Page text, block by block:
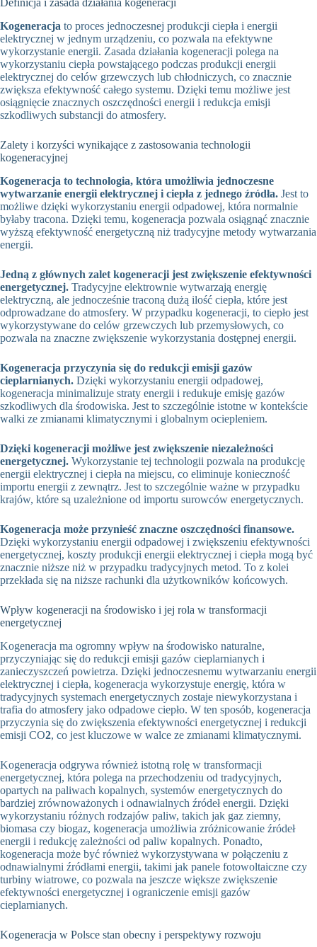
Definicja i zasada działania kogeneracji
Kogeneracja to proces jednoczesnej produkcji ciepła i energii
elektrycznej w jednym urządzeniu, co pozwala na efektywne
wykorzystanie energii. Zasada działania kogeneracji polega na
wykorzystaniu ciepła powstającego podczas produkcji energii
elektrycznej do celów grzewczych lub chłodniczych, co znacznie
zwiększa efektywność całego systemu. Dzięki temu możliwe jest
osiągnięcie znacznych oszczędności energii i redukcja emisji
szkodliwych substancji do atmosfery.
Zalety i korzyści wynikające z zastosowania technologii
kogeneracyjnej
Kogeneracja to technologia, która umożliwia jednoczesne
wytwarzanie energii elektrycznej i ciepła z jednego źródła. Jest to
możliwe dzięki wykorzystaniu energii odpadowej, która normalnie
byłaby tracona. Dzięki temu, kogeneracja pozwala osiągnąć znacznie
wyższą efektywność energetyczną niż tradycyjne metody wytwarzania
energii.
Jedną z głównych zalet kogeneracji jest zwiększenie efektywności
energetycznej. Tradycyjne elektrownie wytwarzają energię
elektryczną, ale jednocześnie traconą dużą ilość ciepła, które jest
odprowadzane do atmosfery. W przypadku kogeneracji, to ciepło jest
wykorzystywane do celów grzewczych lub przemysłowych, co
pozwala na znaczne zwiększenie wykorzystania dostępnej energii.
Kogeneracja przyczynia się do redukcji emisji gazów
cieplarnianych. Dzięki wykorzystaniu energii odpadowej,
kogeneracja minimalizuje straty energii i redukuje emisję gazów
szkodliwych dla środowiska. Jest to szczególnie istotne w kontekście
walki ze zmianami klimatycznymi i globalnym ociepleniem.
Dzięki kogeneracji możliwe jest zwiększenie niezależności
energetycznej. Wykorzystanie tej technologii pozwala na produkcję
energii elektrycznej i ciepła na miejscu, co eliminuje konieczność
importu energii z zewnątrz. Jest to szczególnie ważne w przypadku
krajów, które są uzależnione od importu surowców energetycznych.
Kogeneracja może przynieść znaczne oszczędności finansowe.
Dzięki wykorzystaniu energii odpadowej i zwiększeniu efektywności
energetycznej, koszty produkcji energii elektrycznej i ciepła mogą być
znacznie niższe niż w przypadku tradycyjnych metod. To z kolei
przekłada się na niższe rachunki dla użytkowników końcowych.
Wpływ kogeneracji na środowisko i jej rola w transformacji
energetycznej
Kogeneracja ma ogromny wpływ na środowisko naturalne,
przyczyniając się do redukcji emisji gazów cieplarnianych i
zanieczyszczeń powietrza. Dzięki jednoczesnemu wytwarzaniu energii
elektrycznej i ciepła, kogeneracja wykorzystuje energię, która w
tradycyjnych systemach energetycznych zostaje niewykorzystana i
trafia do atmosfery jako odpadowe ciepło. W ten sposób, kogeneracja
przyczynia się do zwiększenia efektywności energetycznej i redukcji
emisji CO2, co jest kluczowe w walce ze zmianami klimatycznymi.
Kogeneracja odgrywa również istotną rolę w transformacji
energetycznej, która polega na przechodzeniu od tradycyjnych,
opartych na paliwach kopalnych, systemów energetycznych do
bardziej zrównoważonych i odnawialnych źródeł energii. Dzięki
wykorzystaniu różnych rodzajów paliw, takich jak gaz ziemny,
biomasa czy biogaz, kogeneracja umożliwia zróżnicowanie źródeł
energii i redukcję zależności od paliw kopalnych. Ponadto,
kogeneracja może być również wykorzystywana w połączeniu z
odnawialnymi źródłami energii, takimi jak panele fotowoltaiczne czy
turbiny wiatrowe, co pozwala na jeszcze większe zwiększenie
efektywności energetycznej i ograniczenie emisji gazów
cieplarnianych.
Kogeneracja w Polsce stan obecny i perspektywy rozwoju